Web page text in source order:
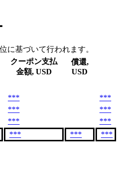
に基づいて行われます。
クーポン支払
金額, USD
償還,
USD
***
***
***
***
***
***
*** ***
***